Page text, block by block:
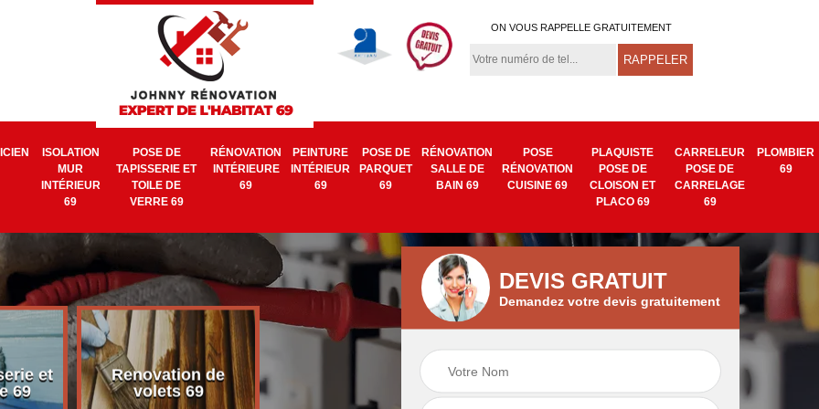
ON VOUS RAPPELLE GRATUITEMENT
ISOLATION
MUR
INTÉRIEUR
69
POSE DE
TAPISSERIE ET
TOILE DE
VERRE 69
RÉNOVATION
INTÉRIEURE
69
PEINTURE
INTÉRIEUR
69
POSE DE
PARQUET
69
RÉNOVATION
SALLE DE
BAIN 69
POSE
RÉNOVATION
CUISINE 69
PLAQUISTE
POSE DE
CLOISON ET
PLACO 69
CARRELEUR
POSE DE
CARRELAGE
69
PLOMBIER
69
et
69
Renovation de
volets 69
Isolation mur
intérieur 69
Pose de tapisserie
et toile de verre 69
DEVIS GRATUIT
Demandez votre devis gratuitement